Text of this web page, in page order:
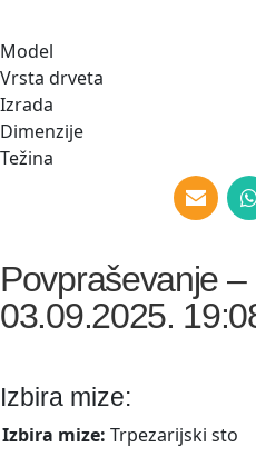
Model
Vrsta drveta
Izrada
Dimenzije
Težina
Povpraševanje
03.09.2025.
Izbira mize:
Izbira mize: Trpezarijski sto